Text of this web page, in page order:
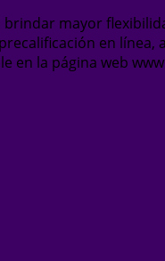
brindar mayor
en
en la página web